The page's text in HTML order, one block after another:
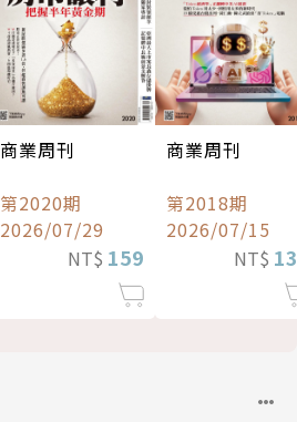
商業周刊
第2020期
2026/07/29
NT$ 159
商業周刊
第2018期
2026/07/15
NT$